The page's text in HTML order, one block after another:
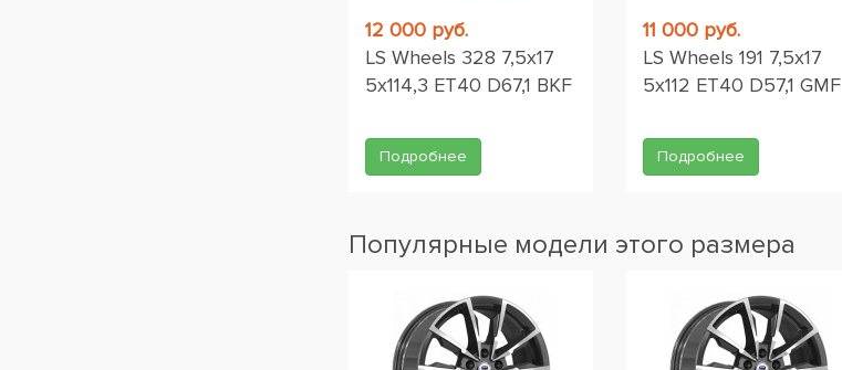
12 000 руб.
LS Wheels 328 7,5x17
5x114,3 ET40 D67,1 BKF
Подробнее
11 000 руб.
LS Wheels 191 7,5x17
5x112 ET40 D57,1 GMF
Подробнее
Популярные модели этого размера